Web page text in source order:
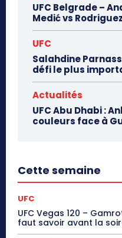
UFC Belgrade –
Medić vs Rodriguez
UFC
Salahdine
défi le plus
Actualités
UFC Abu Dhabi :
couleurs face à
Cette semaine
UFC
UFC Vegas 120 –
faut savoir avant la